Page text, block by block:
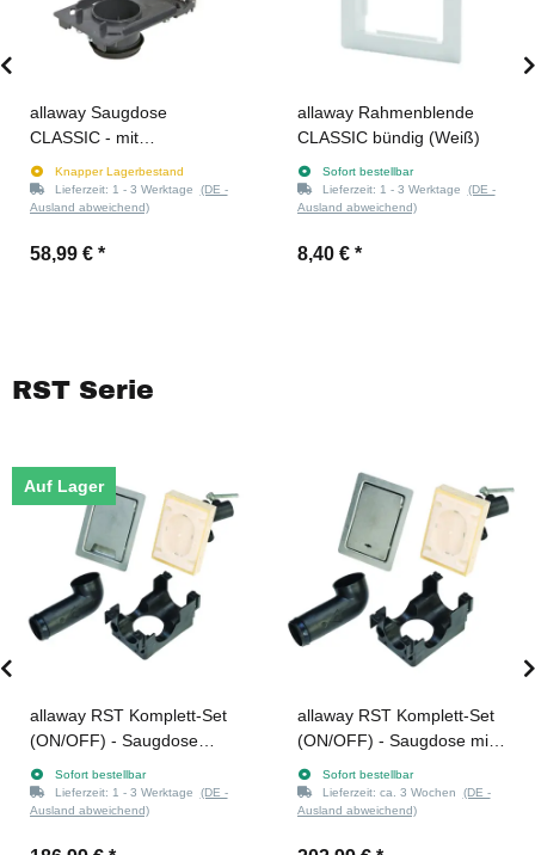
allaway Saugdose
CLASSIC - mit
Kontaktstiften
Knapper Lagerbestand
Lieferzeit: 1 - 3 Werktage (DE -
Ausland abweichend)
58,99 € *
allaway Rahmenblende
CLASSIC bündig (Weiß)
Sofort bestellbar
Lieferzeit: 1 - 3 Werktage (DE -
Ausland abweichend)
8,40 € *
RST Serie
Auf Lager
allaway RST Komplett-Set
(ON/OFF) - Saugdose
ohne Schloss (Edelstahl)
Sofort bestellbar
Lieferzeit: 1 - 3 Werktage (DE -
Ausland abweichend)
allaway RST Komplett-Set
(ON/OFF) - Saugdose mit
Schloss (Edelstahl)
Sofort bestellbar
Lieferzeit: ca. 3 Wochen (DE -
Ausland abweichend)